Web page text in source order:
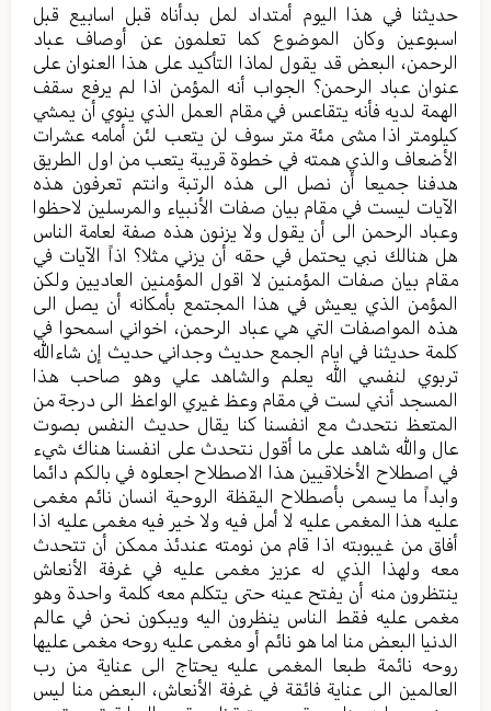
حديثنا في هذا اليوم أمتداد لمل بدأناه قبل اسابيع قبل
اسبوعين وكان الموضوع كما تعلمون عن أوصاف عباد
الرحمن، البعض قد يقول لماذا التأكيد على هذا العنوان على
عنوان عباد الرحمن؟ الجواب أنه المؤمن اذا لم يرفع سقف
الهمة لديه فأنه يتقاعس في مقام العمل الذي ينوي أن يمشي
كيلومتر اذا مشى مئة متر سوف لن يتعب لئن أمامه عشرات
الأضعاف والذي همته في خطوة قريبة يتعب من اول الطريق
هدفنا جميعا أن نصل الى هذه الرتبة وانتم تعرفون هذه
الآيات ليست في مقام بيان صفات الأنبياء والمرسلين لاحظوا
وعباد الرحمن الى أن يقول ولا يزنون هذه صفة لعامة الناس
هل هنالك نبي يحتمل في حقه أن يزني مثلا؟ اذاً الآيات في
مقام بيان صفات المؤمنين لا اقول المؤمنين العاديين ولكن
المؤمن الذي يعيش في هذا المجتمع بأمكانه أن يصل الى
هذه المواصفات التي هي عباد الرحمن، اخواني اسمحوا في
كلمة حديثنا في ايام الجمع حديث وجداني حديث إن شاءالله
تربوي لنفسي الله يعلم والشاهد علي وهو صاحب هذا
المسجد أنني لست في مقام وعظ غيري الواعظ الى درجة من
المتعظ نتحدث مع انفسنا كنا يقال حديث النفس بصوت
عال والله شاهد على ما أقول نتحدث على انفسنا هناك شيء
في اصطلاح الأخلاقيين هذا الاصطلاح اجعلوه في بالكم دائما
وابداً ما يسمى بأصطلاح اليقظة الروحية انسان نائم مغمى
عليه هذا المغمى عليه لا أمل فيه ولا خير فيه مغمى عليه اذا
أفاق من غيبوبته اذا قام من نومته عندئذ ممكن أن تتحدث
معه ولهذا الذي له عزيز مغمى عليه في غرفة الأنعاش
ينتظرون منه أن يفتح عينه حتى يتكلم معه كلمة واحدة وهو
مغمى عليه فقط الناس ينظرون اليه ويبكون نحن في عالم
الدنيا البعض منا اما هو نائم أو مغمى عليه روحه مغمى عليها
روحه نائمة طبعا المغمى عليه يحتاج الى عناية من رب
العالمين الى عناية فائقة في غرفة الأنعاش، البعض منا ليس